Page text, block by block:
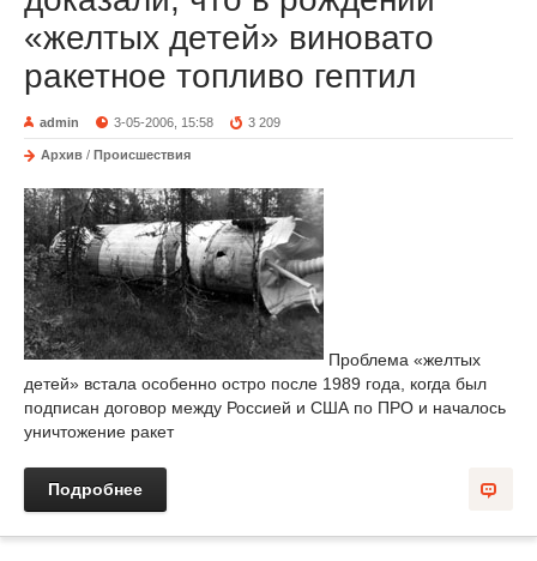
«желтых детей» виновато
ракетное топливо гептил
admin 3-05-2006, 15:58 3 209
Архив / Происшествия
Проблема «желтых
детей» встала особенно остро после 1989 года, когда был
подписан договор между Россией и США по ПРО и началось
уничтожение ракет
Подробнее